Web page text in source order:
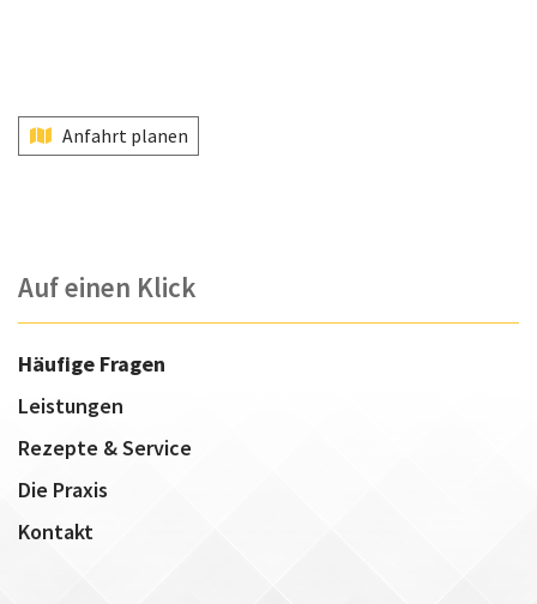
Anfahrt planen
Auf einen Klick
Häufige Fragen
Leistungen
Rezepte & Service
Die Praxis
Kontakt